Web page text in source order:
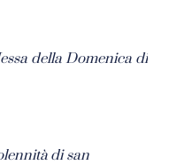
della Domenica di
di san